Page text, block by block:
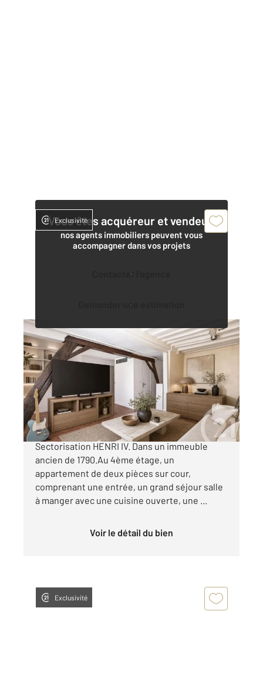
Vous êtes acquéreur et vendeur,
nos agents immobiliers peuvent vous
accompagner dans vos projets
Contacter l'agence
Demander une estimation
Exclusivité
PARIS 75005
39 m2, 2 pièces
Ref : 31855
Appartement F2 à vendre
435 000 €
Quartier de la Sorbonne. Impasse des Bœufs
Sectorisation HENRI IV. Dans un immeuble
ancien de 1790.Au 4ème étage, un
appartement de deux pièces sur cour,
comprenant une entrée, un grand séjour salle
à manger avec une cuisine ouverte, une ...
Voir le détail du bien
Exclusivité